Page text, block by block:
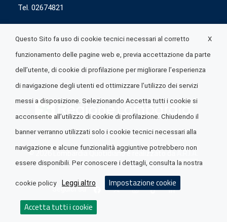
Tel. 02674821
© 2026 Lombardia Quotidiano è realizzato daA.R.I.A.
Seguici su
X
Questo Sito fa uso di cookie tecnici necessari al corretto
funzionamento delle pagine web e, previa accettazione da parte
dell’utente, di cookie di profilazione per migliorare l’esperienza
di navigazione degli utenti ed ottimizzare l’utilizzo dei servizi
messi a disposizione. Selezionando Accetta tutti i cookie si
acconsente all’utilizzo di cookie di profilazione. Chiudendo il
banner verranno utilizzati solo i cookie tecnici necessari alla
navigazione e alcune funzionalità aggiuntive potrebbero non
essere disponibili. Per conoscere i dettagli, consulta la nostra
cookie policy Leggi altro Impostazione cookie
Accetta tutti i cookie